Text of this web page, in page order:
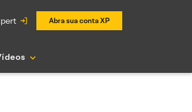
Abra sua conta XP